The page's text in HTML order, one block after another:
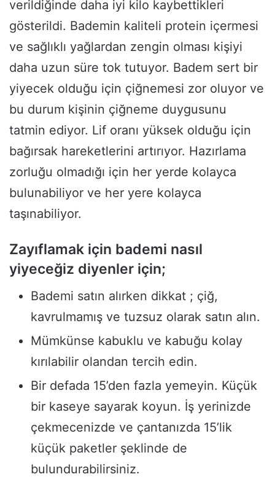
verildiğinde daha iyi kilo kaybettikleri
gösterildi. Bademin kaliteli protein içermesi
ve sağlıklı yağlardan zengin olması kişiyi
daha uzun süre tok tutuyor. Badem sert bir
yiyecek olduğu için çiğnemesi zor oluyor ve
bu durum kişinin çiğneme duygusunu
tatmin ediyor. Lif oranı yüksek olduğu için
bağırsak hareketlerini artırıyor. Hazırlama
zorluğu olmadığı için her yerde kolayca
bulunabiliyor ve her yere kolayca
taşınabiliyor.
Zayıflamak için bademi nasıl
yiyeceğiz diyenler için;
Bademi satın alırken dikkat ; çiğ,
kavrulmamış ve tuzsuz olarak satın alın.
Mümkünse kabuklu ve kabuğu kolay
kırılabilir olandan tercih edin.
Bir defada 15’den fazla yemeyin. Küçük
bir kaseye sayarak koyun. İş yerinizde
çekmecenizde ve çantanızda 15’lik
küçük paketler şeklinde de
bulundurabilirsiniz.